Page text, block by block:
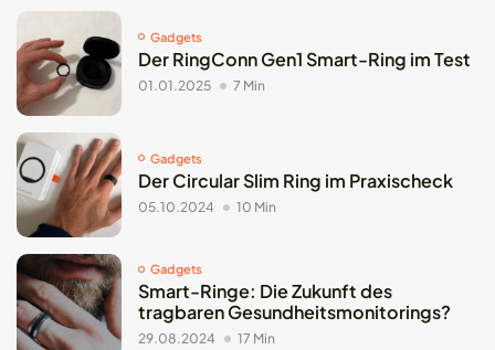
Gadgets
Der RingConn Gen1 Smart-Ring im Test
01.01.2025 7 Min
Gadgets
Der Circular Slim Ring im Praxischeck
05.10.2024 10 Min
Gadgets
Smart-Ringe: Die Zukunft des
tragbaren Gesundheitsmonitorings?
29.08.2024 17 Min